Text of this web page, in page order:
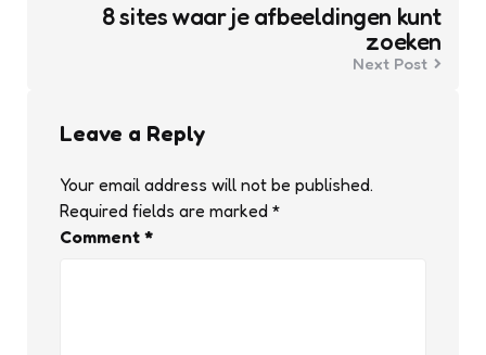
8 sites waar je afbeeldingen kunt
zoeken
Next Post
Leave a Reply
Your email address will not be published.
Required fields are marked *
Comment *